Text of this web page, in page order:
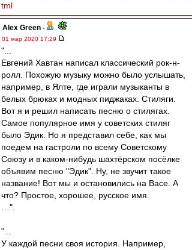
tml
Alex Green -
01 мар 2020 17:29
"...
Евгений Хавтан написал классический рок-н-
ролл. Похожую музыку можно было услышать,
например, в Ялте, где играли музыканты в
белых брюках и модных пиджаках. Стиляги.
Вот я и решил написать песню о стилягах.
Самое популярное имя у советских стиляг
было Эдик. Но я представил себе, как мы
поедем на гастроли по всему Советскому
Союзу и в каком-нибудь шахтёрском посёлке
объявим песню "Эдик". Ну, не звучит такое
название! Вот мы и остановились на Васе. А
что? Простое, хорошее, русское имя.
…".
"...
У каждой песни своя история. Например,